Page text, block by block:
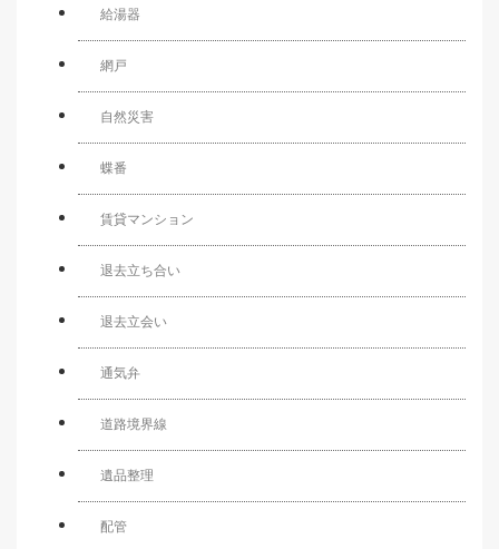
給湯器
網戸
自然災害
蝶番
賃貸マンション
退去立ち合い
退去立会い
通気弁
道路境界線
遺品整理
配管